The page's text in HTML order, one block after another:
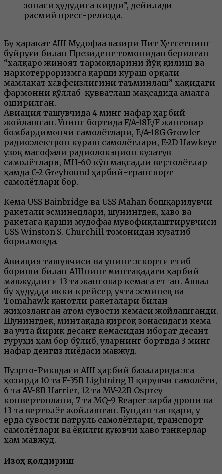
зонаси ҳудудига кирди”, дейилади
расмий пресс-релизда.
Бу ҳаракат АҚШ Мудофаа вазири Пит Ҳегсетнинг
буйруғи билан Президент томонидан берилган
“халқаро жиноят тармоқларини йўқ қилиш ва
наркотерроризмга қарши кураш орқали
мамлакат хавфсизлигини таъминлаш” ҳақидаги
фармонни қўллаб-қувватлаш мақсадида амалга
оширилган.
Авиация ташувчида 4 минг нафар ҳарбий
жойлашган. Унинг бортида F/A-18E/F жанговар
бомбардимончи самолётлари, E/A-18G Growler
радиоэлектрон кураш самолётлари, E-2D Hawkeye
узоқ масофали радиолокацион кузатув
самолётлари, MH-60 кўп мақсадли вертолётлар
ҳамда C-2 Greyhound ҳарбий-транспорт
самолётлари бор.
Кема USS Bainbridge ва USS Mahan бошқарилувчи
ракетали эсминецлари, шунингдек, ҳаво ва
ракетага қарши мудофаа мувофиқлаштирувчиси
USS Winston S. Churchill томонидан кузатиб
борилмоқда.
Авиация ташувчиси ва унинг эскорти етиб
бориши билан АҚШнинг минтақадаги ҳарбий
мавжудлиги 13 та жанговар кемага етган. Аввал
бу ҳудудда икки крейсер, учта эсминец ва
Tomahawk қанотли ракеталари билан
жиҳозланган атом сувости кемаси жойлашганди.
Шунингдек, минтақада қирғоқ зонасидаги кема
ва учта йирик десант кемасидан иборат десант
гуруҳи ҳам бор бўлиб, уларнинг бортида 3 минг
нафар денгиз пиёдаси мавжуд.
Пуэрто-Рикодаги АҚШ ҳарбий базаларида эса
ҳозирда 10 та F-35B Lightning II қирувчи самолёти,
6 та AV-8B Harrier, 12 та MV-22B Osprey
конвертоплани, 7 та MQ-9 Reaper зарба дрони ва
13 та вертолёт жойлашган. Бундан ташқари, у
ерда сувости патруль самолётлари, транспорт
самолётлари ва ёқилғи қуювчи ҳаво танкерлар
ҳам мавжуд.
Изоҳ қолдириш